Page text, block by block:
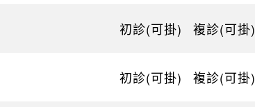
初診(可掛) 複診(可掛)
初診(可掛) 複診(可掛)